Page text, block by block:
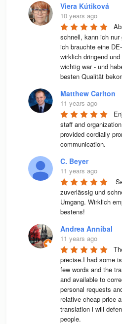
Viera Kútiková
10 years ago
schnell, kann ich nur
ich brauchte eine
wirklich dringend
wichtig war - und
besten Qualität
Matthew Carlton
11 years ago
staff and
provided cordially
communication.
C. Beyer
11 years ago
zuverlässig und
Umgang. Wirklich
bestens!
Andrea Annibal
11 years ago
precise.I had some
few words and the
and available to
personal requests
relative cheap price
translation i will
people.